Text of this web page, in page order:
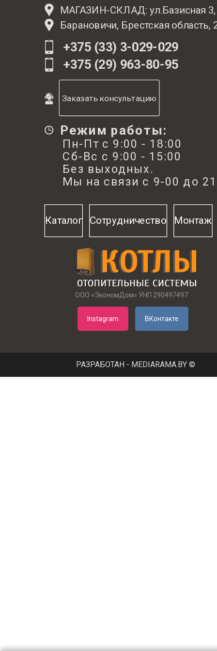
дрова, уголь. Это прекрасная альтернатива газу и
поскольку позволяет рационально подойти к
деревообработки и сельхозпроизводства. Котел
удобен в обслуживании и обеспечивают максимально
эффективное отопление.
Диаметр подключения дымохода, мм
Подключение контура отопления, дюйм
Максимальная температура в контуре
отопления, °C
не более:
Толщина металла, мм
Объем воды в котле, л
Время горения, до ч
Гарантия, мес
60 мес
ОАО
Cервисные центры
МАГАЗИН-СКЛАД: ул.Базисная 3,
Барановичи, Брестская область,
+375 (33) 3-029-029
+375 (29) 963-80-95
Заказать консультацию
Режим работы:
Пн-Пт с 9:00 - 18:00
Сб-Вс с 9:00 - 15:00
Без выходных.
Мы на связи с 9-00 до
Каталог Сотрудничество Монтаж
ООО «ЭкономДом» УНП 290497497
Instagram ВКонтакте
РАЗРАБОТАН - MEDIARAMA.BY ©